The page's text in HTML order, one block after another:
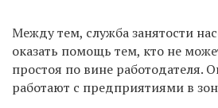
Между тем, служба занятости
оказать помощь тем, кто не
простоя по вине работодателя.
работают с предприятиями в